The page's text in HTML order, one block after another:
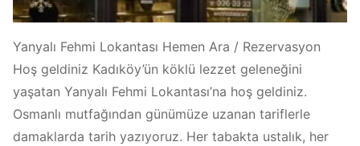
Yanyalı Fehmi Lokantası Hemen Ara / Rezervasyon
Hoş geldiniz Kadıköy’ün köklü lezzet geleneğini
yaşatan Yanyalı Fehmi Lokantası’na hoş geldiniz.
Osmanlı mutfağından günümüze uzanan tariflerle
damaklarda tarih yazıyoruz. Her tabakta ustalık, her